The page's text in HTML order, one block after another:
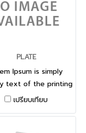
PLATE
Ipsum is simply
text of the printing
typesetting industry.
เปรียบเทียบ